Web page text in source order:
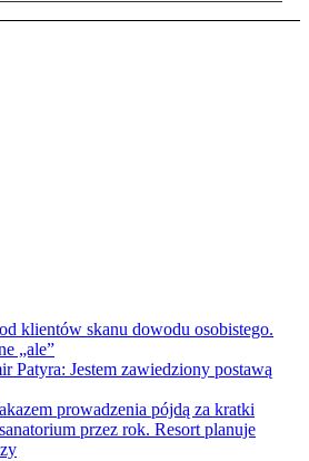
klientów skanu dowodu osobistego.
„ale”
Patyra: Jestem zawiedziony postawą
prowadzenia pójdą za kratki
przez rok. Resort planuje